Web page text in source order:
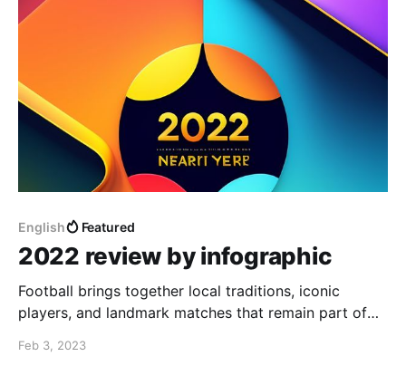
English Featured
2022 review by infographic
Football brings together local traditions, iconic
players, and landmark matches that remain part of
fan collection can keep those sporting memories
Feb 3, 2023